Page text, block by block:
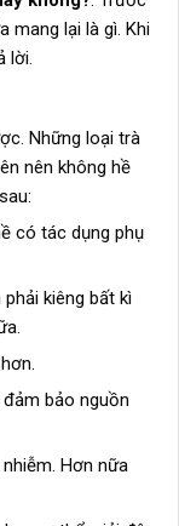
mang lại là gì. Khi
lời.
Những loại trà
nên không hề
có tác dụng phụ
kiêng bất kì
bảo nguồn
Hơn nữa